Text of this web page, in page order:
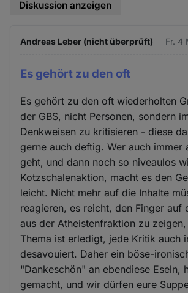
Diskussion anzeigen
Andreas Leber (nicht überprüft) Fr. 4
Es gehört zu den oft
Es gehört zu den oft wiederholten
der GBS, nicht Personen, sondern
Denkweisen zu kritisieren - diese
gerne auch deftig. Wer auch immer
geht, und dann noch so niveaulos
Kotzschalenaktion, macht es den
leicht. Nicht mehr auf die Inhalte
reagieren, es reicht, den Finger auf
aus der Atheistenfraktion zu
Thema ist erledigt, jede Kritik auch
desavouiert. Daher ein böse-
"Dankeschön" an ebendiese Eseln,
gemacht, und wir dürfen eure